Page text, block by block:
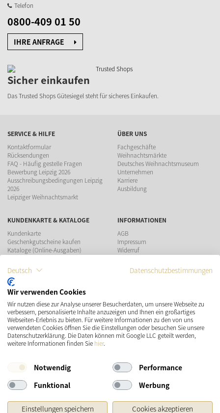
Telefon
0800-409 01 50
IHRE ANFRAGE
Sicher einkaufen
Das Trusted Shops Gütesiegel steht für sicheres Einkaufen.
SERVICE & HILFE
Kontaktformular
Rücksendungen
FAQ - Häufig gestelle Fragen
Bewerbung Leipzig 2026
Ausschreibungsbedingungen Leipzig
2026
Leipziger Weihnachtsmarkt
ÜBER UNS
Fachgeschäfte
Weihnachtsmärkte
Deutsches Weihnachtsmuseum
Unternehmen
Karriere
Ausbildung
KUNDENKARTE & KATALOGE
Kundenkarte
Geschenkgutscheine kaufen
Kataloge (Online-Ausgaben)
INFORMATIONEN
AGB
Impressum
Widerruf
Teilnahmebedingungen Gewinnspiel
ZAHLUNGSMÖGLICHKEITEN
VERSAND SOCIAL MEDIA
Deutsch Datenschutzbestimmungen
Wir verwenden Cookies
Wir nutzen diese zur Analyse unserer Besucherdaten, um unsere Webseite zu
verbessern, personalisierte Inhalte anzuzeigen und Ihnen ein großartiges
Webseiten-Erlebnis zu bieten. Für weitere Informationen zu den von uns
verwendeten Cookies öffnen Sie die Einstellungen oder besuchen Sie unsere
Datenschutzerklärung. Die Daten können mit Google LLC geteilt werden,
weitere Informationen finden Sie hier.
Notwendig
Performance
Funktional
Werbung
Einstellungen speichern Cookies akzeptieren